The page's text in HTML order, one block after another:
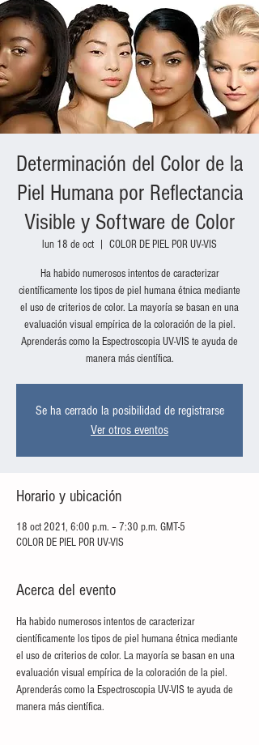
Determinación del Color de la
Piel Humana por Reflectancia
Visible y Software de Color
lun 18 de oct COLOR DE PIEL POR UV-VIS
Ha habido numerosos intentos de caracterizar
científicamente los tipos de piel humana étnica mediante
el uso de criterios de color. La mayoría se basan en una
evaluación visual empírica de la coloración de la piel.
Aprenderás como la Espectroscopia UV-VIS te ayuda de
manera más científica.
Se ha cerrado la posibilidad de registrarse
Ver otros eventos
Horario y ubicación
18 oct 2021, 6:00 p.m. – 7:30 p.m. GMT-5
COLOR DE PIEL POR UV-VIS
Acerca del evento
Ha habido numerosos intentos de caracterizar
científicamente los tipos de piel humana étnica mediante
el uso de criterios de color. La mayoría se basan en una
evaluación visual empírica de la coloración de la piel.
Aprenderás como la Espectroscopia UV-VIS te ayuda de
manera más científica.